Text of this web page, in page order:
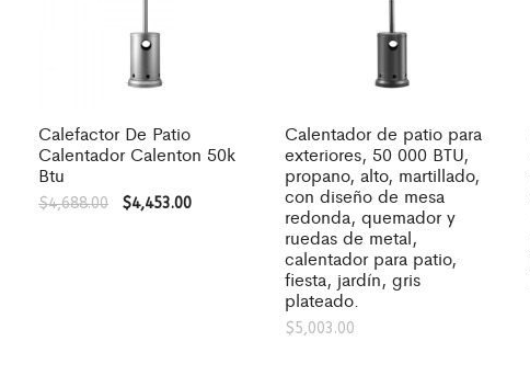
Calefactor De Patio
Calentador Calenton 50k
Btu
$4,688.00 $4,453.00
Calentador de patio para
exteriores, 50 000 BTU,
propano, alto, martillado,
con diseño de mesa
redonda, quemador y
ruedas de metal,
calentador para patio,
fiesta, jardín, gris
plateado.
$5,003.00